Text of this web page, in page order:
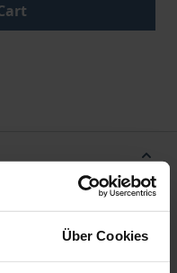
Über Cookies
Risiko ist
und es finden sich
zu diesem